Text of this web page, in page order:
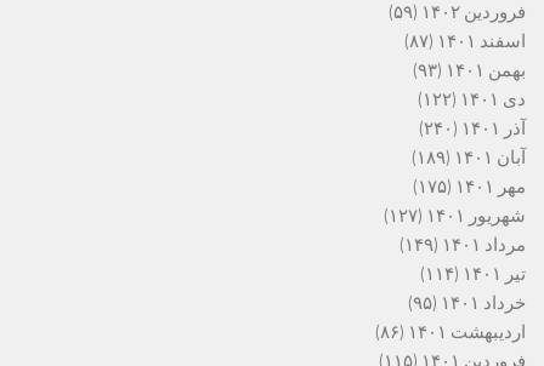
فروردین ۱۴۰۲
(۵۹)
اسفند ۱۴۰۱
(۸۷)
بهمن ۱۴۰۱
(۹۳)
دی ۱۴۰۱
(۱۲۲)
آذر ۱۴۰۱
(۲۴۰)
آبان ۱۴۰۱
(۱۸۹)
مهر ۱۴۰۱
(۱۷۵)
شهریور ۱۴۰۱
(۱۲۷)
مرداد ۱۴۰۱
(۱۴۹)
تیر ۱۴۰۱
(۱۱۴)
خرداد ۱۴۰۱
(۹۵)
اردیبهشت ۱۴۰۱
(۸۶)
فروردین ۱۴۰۱
(۱۱۵)